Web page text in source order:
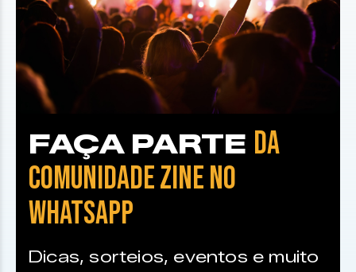
FAÇA PARTE DA
COMUNIDADE ZINE NO
WHATSAPP
Dicas, sorteios, eventos e muito